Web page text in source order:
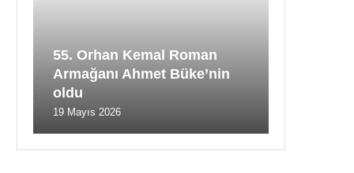
55. Orhan Kemal Roman
Armağanı Ahmet Büke’nin
oldu
19 Mayıs 2026